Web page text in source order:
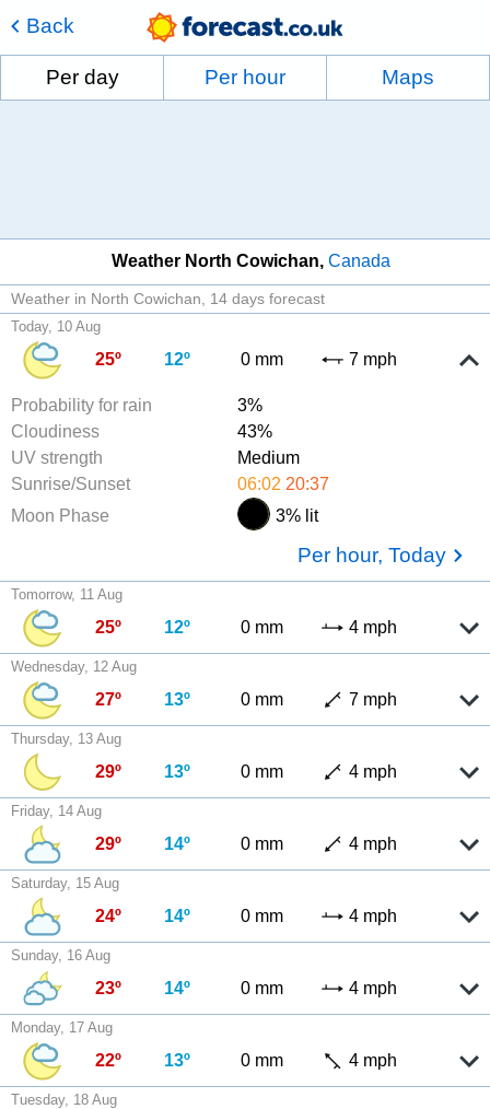
Back
Per day Per hour Maps
Weather North Cowichan Canada
Weather in North Cowichan 14 days forecast
Today, 10 Aug
25º 12º 0 mm 7 mph
Probability for rain
3%
Cloudiness
43%
UV strength
Medium
Sunrise/Sunset
06:02 20:37
Moon Phase
3% lit
Per hour, Today
Tomorrow, 11 Aug
25º 12º 0 mm 4 mph
Wednesday, 12 Aug
27º 13º 0 mm 7 mph
Thursday, 13 Aug
29º 13º 0 mm 4 mph
Friday, 14 Aug
29º 14º 0 mm 4 mph
Saturday, 15 Aug
24º 14º 0 mm 4 mph
Sunday, 16 Aug
23º 14º 0 mm 4 mph
Monday, 17 Aug
22º 13º 0 mm 4 mph
Tuesday, 18 Aug